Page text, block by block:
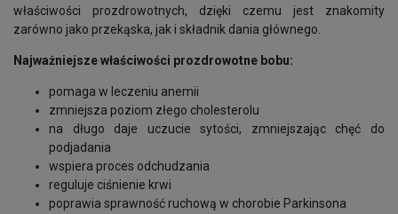
właściwości prozdrowotnych, dzięki czemu jest znakomity
zarówno jako przekąska, jak i składnik dania głównego.
Najważniejsze właściwości prozdrowotne bobu:
pomaga w leczeniu anemii
zmniejsza poziom złego cholesterolu
na długo daje uczucie sytości, zmniejszając chęć do
podjadania
wspiera proces odchudzania
reguluje ciśnienie krwi
poprawia sprawność ruchową w chorobie Parkinsona